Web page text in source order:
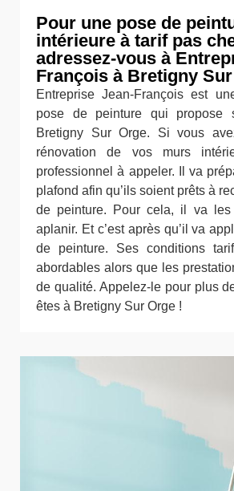
Pour une pose de
intérieure à tarif pas
adressez-vous à
François à Bretigny
Entreprise Jean-François est
pose de peinture qui propose
Bretigny Sur Orge. Si vous
rénovation de vos murs
professionnel à appeler. Il va
plafond afin qu’ils soient prêts à
de peinture. Pour cela, il va
aplanir. Et c’est après qu’il va
de peinture. Ses conditions
abordables alors que les
de qualité. Appelez-le pour plus
êtes à Bretigny Sur Orge !